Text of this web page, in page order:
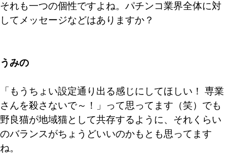
それも一つの個性ですよね。パチンコ業界全体に対
してメッセージなどはありますか？
うみの
「もうちょい設定通り出る感じにしてほしい！ 専業
さんを殺さないで～！」って思ってます（笑）でも
野良猫が地域猫として共存するように、それくらい
のバランスがちょうどいいのかもとも思ってます
ね。